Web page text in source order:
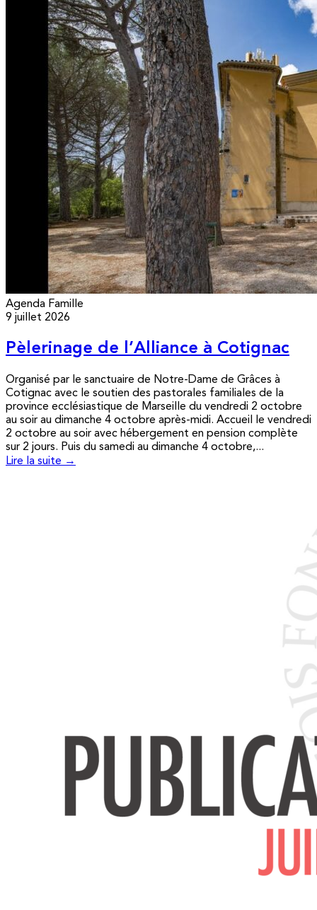
Agenda Famille
9 juillet 2026
Pèlerinage de l’Alliance à Cotignac
Organisé par le sanctuaire de Notre-Dame de Grâces à
Cotignac avec le soutien des pastorales familiales de la
province ecclésiastique de Marseille du vendredi 2 octobre
au soir au dimanche 4 octobre après-midi. Accueil le vendredi
2 octobre au soir avec hébergement en pension complète
sur 2 jours. Puis du samedi au dimanche 4 octobre,...
Lire la suite →